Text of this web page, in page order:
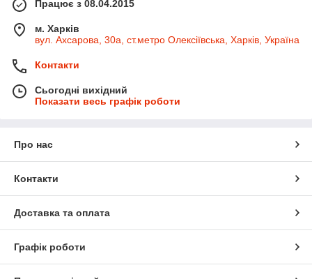
Працює з 08.04.2015
м. Харків
вул. Ахсарова, 30а, ст.метро Олексіївська, Харків, Україна
Контакти
Сьогодні вихідний
Показати весь графік роботи
Про нас
Контакти
Доставка та оплата
Графік роботи